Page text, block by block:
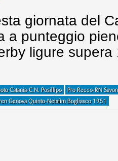
giornata del
a punteggio
ligure
Catania-C.N. Posillipo
Pro Recco-RN
Genova Quinto-Netafim Bogliasco 1951